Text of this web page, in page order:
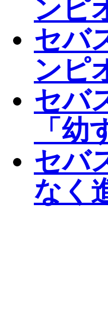
ンピ
セバ
ンピ
セバ
「
セバ
なく